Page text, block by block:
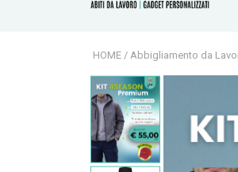
HOME / Abbigliamento da